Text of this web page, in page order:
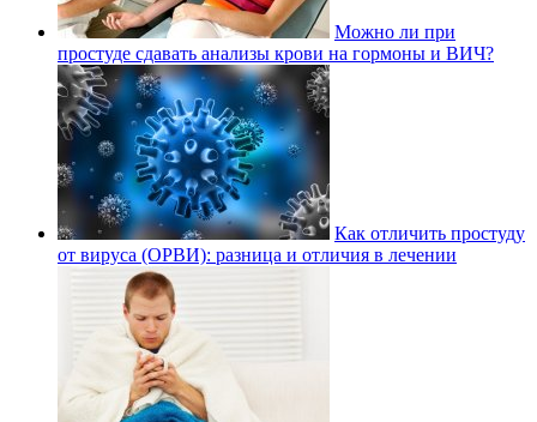
Можно ли при
простуде сдавать анализы крови на гормоны и ВИЧ?
Как отличить простуду
от вируса (ОРВИ): разница и отличия в лечении